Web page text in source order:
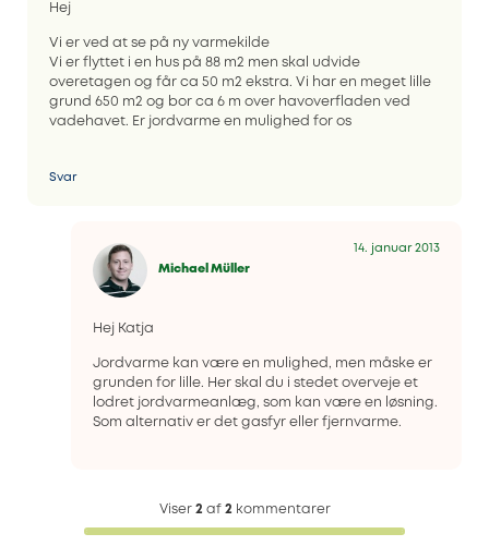
Hej
Vi er ved at se på ny varmekilde
Vi er flyttet i en hus på 88 m2 men skal udvide
overetagen og får ca 50 m2 ekstra. Vi har en meget lille
grund 650 m2 og bor ca 6 m over havoverfladen ved
vadehavet. Er jordvarme en mulighed for os
Svar
Michael Müller
14. januar 2013
Hej Katja
Jordvarme kan være en mulighed, men måske er
grunden for lille. Her skal du i stedet overveje et
lodret jordvarmeanlæg, som kan være en løsning.
Som alternativ er det gasfyr eller fjernvarme.
Viser 2 af 2 kommentarer